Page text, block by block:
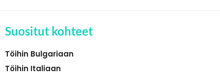
Suositut kohteet
Töihin Bulgariaan
Töihin Italiaan